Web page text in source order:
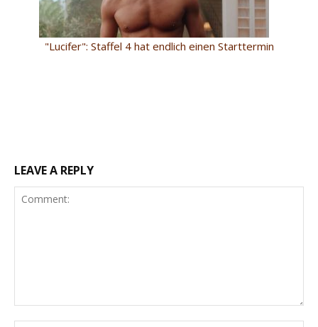
"Lucifer": Staffel 4 hat endlich einen Starttermin
LEAVE A REPLY